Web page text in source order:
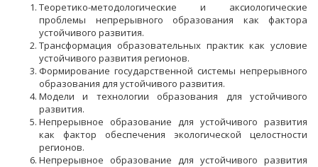
Теоретико-методологические и аксиологические
проблемы непрерывного образования как фактора
устойчивого развития.
Трансформация образовательных практик как условие
устойчивого развития регионов.
Формирование государственной системы непрерывного
образования для устойчивого развития.
Модели и технологии образования для устойчивого
развития.
Непрерывное образование для устойчивого развития
как фактор обеспечения экологической целостности
регионов.
Непрерывное образование для устойчивого развития